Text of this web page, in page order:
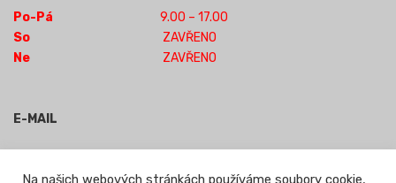
Po-Pá
9.00 – 17.00
So
ZAVŘENO
Ne
ZAVŘENO
E-MAIL
Na našich webových stránkách používáme soubory cookie,